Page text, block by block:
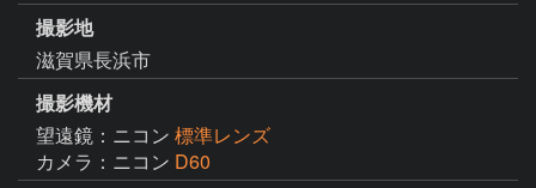
撮影地
滋賀県長浜市
撮影機材
望遠鏡：ニコン 標準レンズ
カメラ：ニコン D60